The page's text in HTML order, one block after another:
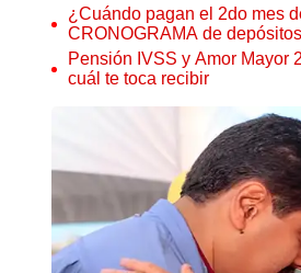
¿Cuándo pagan el 2do mes
CRONOGRAMA de
Pensión IVSS y Amor Mayor
cuál te toca recibir